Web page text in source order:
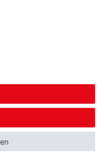
& Altöl